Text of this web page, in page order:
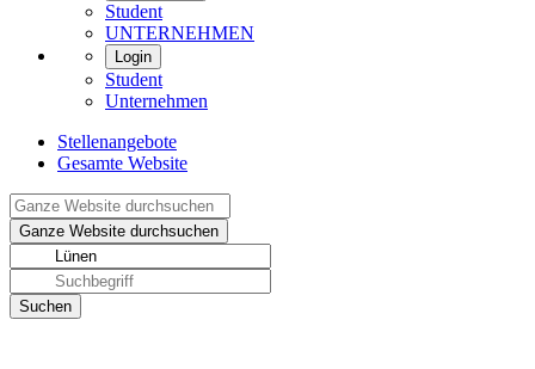
Student
UNTERNEHMEN
Login
Student
Unternehmen
Stellenangebote
Gesamte Website